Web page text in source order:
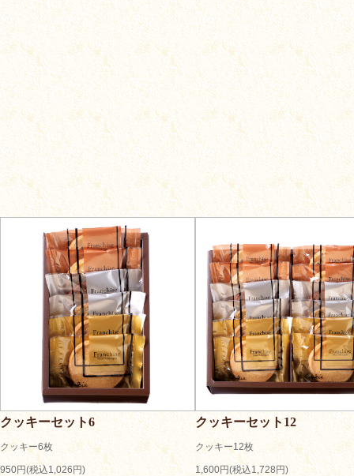
クッキーセット6
クッキー6枚
950円(税込1,026円)
クッキーセット12
クッキー12枚
1,600円(税込1,728円)